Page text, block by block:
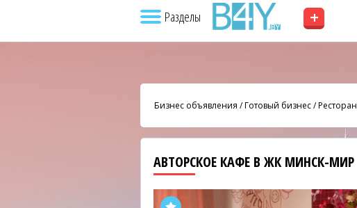
Разделы +
Бизнес объявления /Готовый бизнес/
АВТОРСКОЕ КАФЕ В ЖК МИНСК-МИР